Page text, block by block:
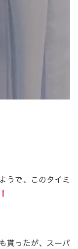
うで、このタイミ
貰ったが、スーパ